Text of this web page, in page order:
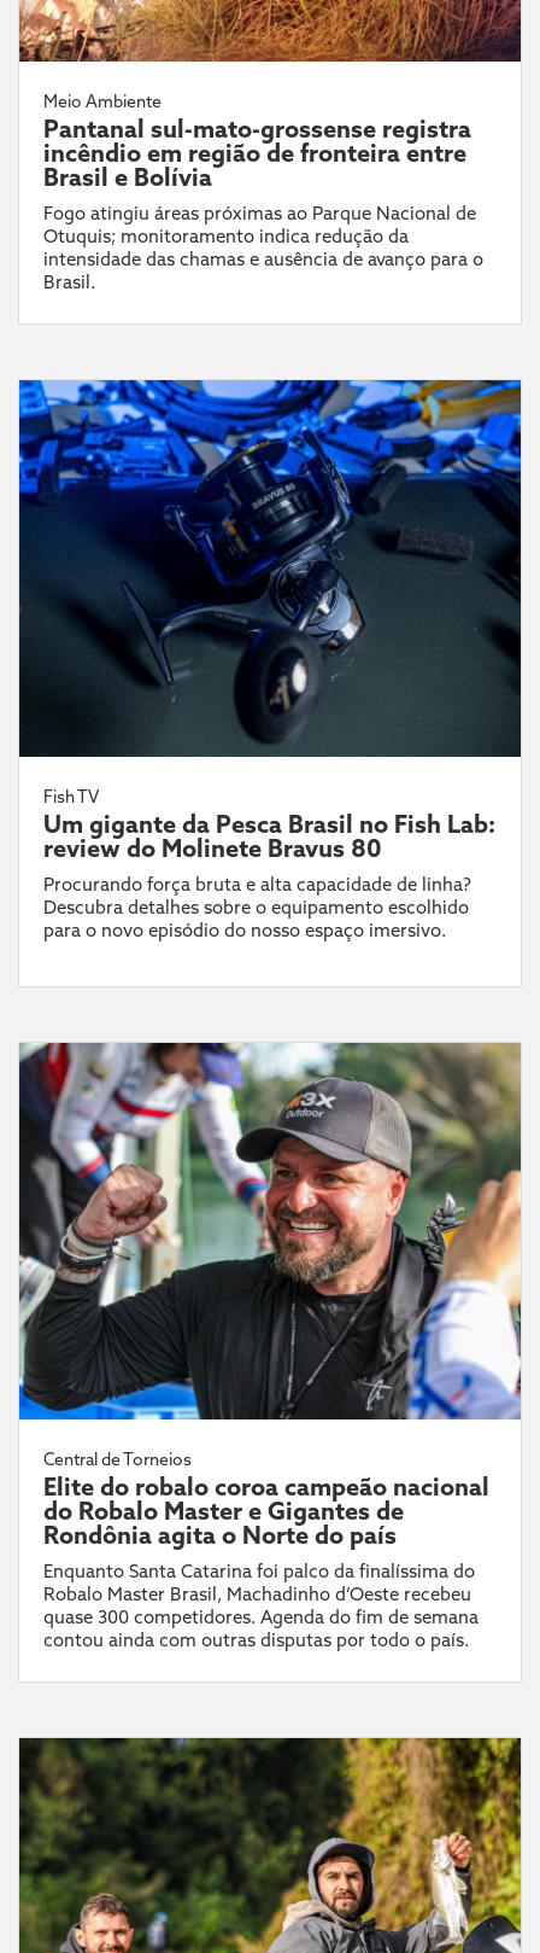
Meio Ambiente
Pantanal sul-mato-grossense registra
incêndio em região de fronteira entre
Brasil e Bolívia
Fogo atingiu áreas próximas ao Parque Nacional de
Otuquis; monitoramento indica redução da
intensidade das chamas e ausência de avanço para o
Brasil.
Fish TV
Um gigante da Pesca Brasil no Fish Lab:
review do Molinete Bravus 80
Procurando força bruta e alta capacidade de linha?
Descubra detalhes sobre o equipamento escolhido
para o novo episódio do nosso espaço imersivo.
Central de Torneios
Elite do robalo coroa campeão nacional
do Robalo Master e Gigantes de
Rondônia agita o Norte do país
Enquanto Santa Catarina foi palco da finalíssima do
Robalo Master Brasil, Machadinho d’Oeste recebeu
quase 300 competidores. Agenda do fim de semana
contou ainda com outras disputas por todo o país.